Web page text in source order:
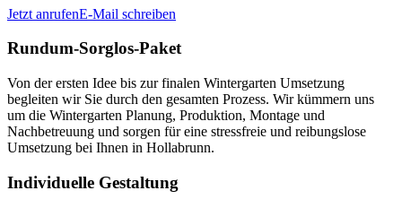
Jetzt anrufenE-Mail schreiben
Rundum-Sorglos-Paket
Von der ersten Idee bis zur finalen Wintergarten Umsetzung
begleiten wir Sie durch den gesamten Prozess. Wir kümmern uns
um die Wintergarten Planung, Produktion, Montage und
Nachbetreuung und sorgen für eine stressfreie und reibungslose
Umsetzung bei Ihnen in Hollabrunn.
Individuelle Gestaltung